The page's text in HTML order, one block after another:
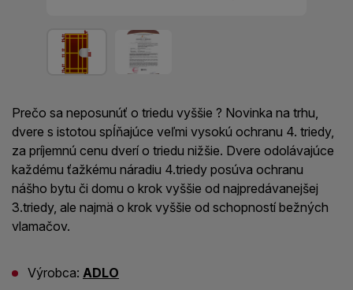
Prečo sa neposunúť o triedu vyššie ? Novinka na trhu,
dvere s istotou spĺňajúce veľmi vysokú ochranu 4. triedy,
za príjemnú cenu dverí o triedu nižšie. Dvere odolávajúce
každému ťažkému náradiu 4.triedy posúva ochranu
nášho bytu či domu o krok vyššie od najpredávanejšej
3.triedy, ale najmä o krok vyššie od schopností bežných
vlamačov.
Výrobca: ADLO